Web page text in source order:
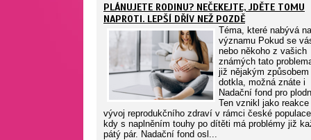
PLÁNUJETE RODINU? NEČEKEJTE, JDĚTE TOMU
NAPROTI. LEPŠÍ DŘÍV NEŽ POZDĚ
Téma, které nabývá na
významu Pokud se
nebo někoho z vašich
známých tato
již nějakým způsobem
dotkla, možná znáte i
Nadační fond pro
Ten vznikl jako reakce
vývoj reprodukčního zdraví v rámci české
kdy s naplněním touhy po dítěti má problémy již
pátý pár. Nadační fond osl...